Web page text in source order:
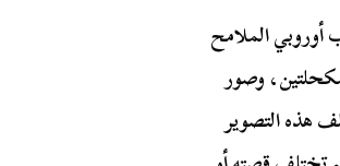
الملامح
وصور
هذه التصوير